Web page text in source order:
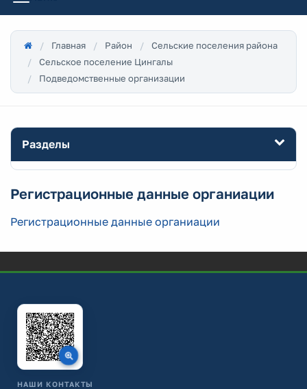
Главная Район
Сельские поселения района
Сельское поселение Цингалы
Подведомственные организации
Разделы
Регистрационные данные органиации
Регистрационные данные органиации
НАШИ КОНТАКТЫ